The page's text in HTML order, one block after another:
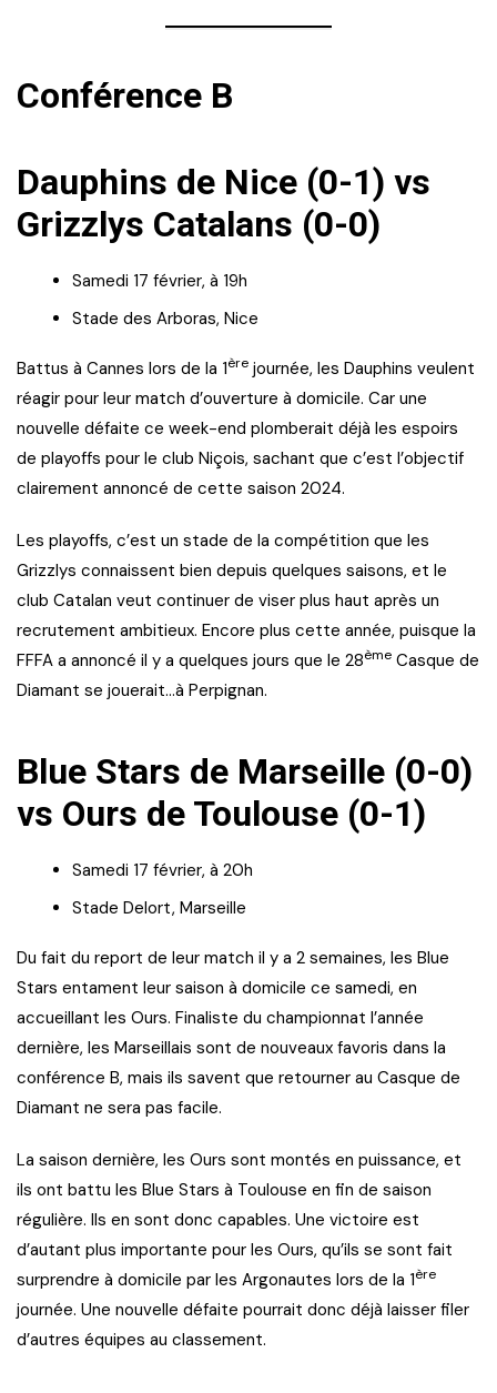
Conférence B
Dauphins de Nice (0-1) vs
Grizzlys Catalans (0-0)
Samedi 17 février, à 19h
Stade des Arboras, Nice
Battus à Cannes lors de la 1ère journée, les Dauphins veulent
réagir pour leur match d’ouverture à domicile. Car une
nouvelle défaite ce week-end plomberait déjà les espoirs
de playoffs pour le club Niçois, sachant que c’est l’objectif
clairement annoncé de cette saison 2024.
Les playoffs, c’est un stade de la compétition que les
Grizzlys connaissent bien depuis quelques saisons, et le
club Catalan veut continuer de viser plus haut après un
recrutement ambitieux. Encore plus cette année, puisque la
FFFA a annoncé il y a quelques jours que le 28ème Casque de
Diamant se jouerait…à Perpignan.
Blue Stars de Marseille (0-0)
vs Ours de Toulouse (0-1)
Samedi 17 février, à 20h
Stade Delort, Marseille
Du fait du report de leur match il y a 2 semaines, les Blue
Stars entament leur saison à domicile ce samedi, en
accueillant les Ours. Finaliste du championnat l’année
dernière, les Marseillais sont de nouveaux favoris dans la
conférence B, mais ils savent que retourner au Casque de
Diamant ne sera pas facile.
La saison dernière, les Ours sont montés en puissance, et
ils ont battu les Blue Stars à Toulouse en fin de saison
régulière. Ils en sont donc capables. Une victoire est
d’autant plus importante pour les Ours, qu’ils se sont fait
surprendre à domicile par les Argonautes lors de la 1ère
journée. Une nouvelle défaite pourrait donc déjà laisser filer
d’autres équipes au classement.